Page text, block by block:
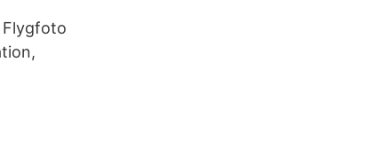
Flygfoto